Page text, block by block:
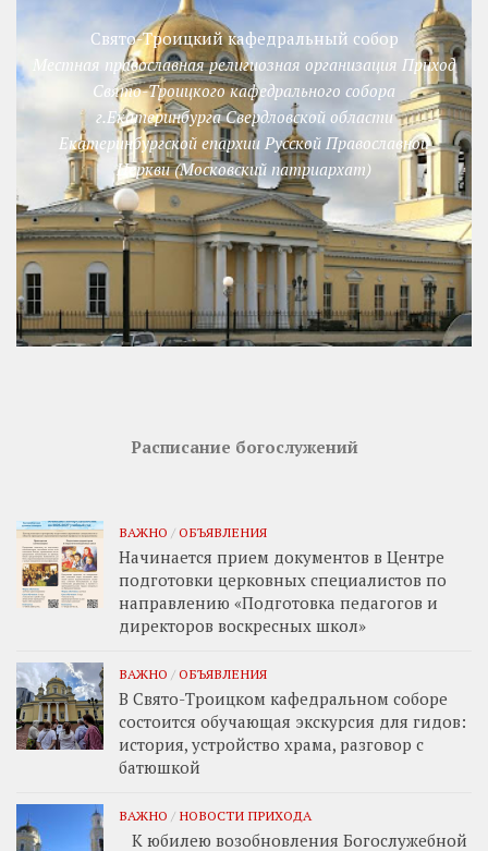
Свято-Троицкий кафедральный собор
Местная православная религиозная организация Приход
Свято-Троицкого кафедрального собора
г.Екатеринбурга Свердловской области
Екатеринбургской епархии Русской Православной
Церкви (Московский патриархат)
Расписание богослужений
ВАЖНО / ОБЪЯВЛЕНИЯ
Начинается прием документов в Центре
подготовки церковных специалистов по
направлению «Подготовка педагогов и
директоров воскресных школ»
ВАЖНО / ОБЪЯВЛЕНИЯ
В Свято-Троицком кафедральном соборе
состоится обучающая экскурсия для гидов:
история, устройство храма, разговор с
батюшкой
ВАЖНО / НОВОСТИ ПРИХОДА
К юбилею возобновления Богослужебной